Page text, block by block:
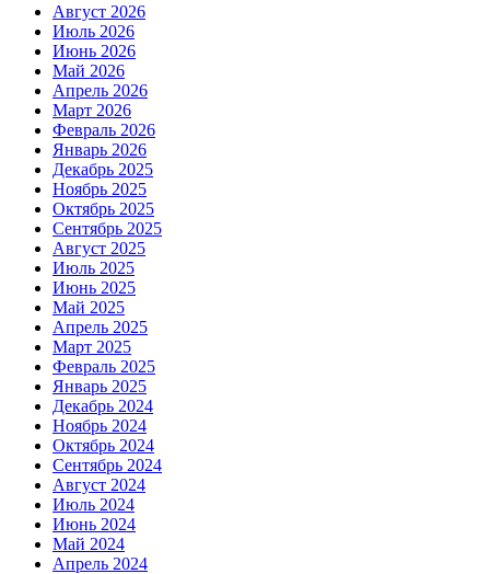
Август 2026
Июль 2026
Июнь 2026
Май 2026
Апрель 2026
Март 2026
Февраль 2026
Январь 2026
Декабрь 2025
Ноябрь 2025
Октябрь 2025
Сентябрь 2025
Август 2025
Июль 2025
Июнь 2025
Май 2025
Апрель 2025
Март 2025
Февраль 2025
Январь 2025
Декабрь 2024
Ноябрь 2024
Октябрь 2024
Сентябрь 2024
Август 2024
Июль 2024
Июнь 2024
Май 2024
Апрель 2024